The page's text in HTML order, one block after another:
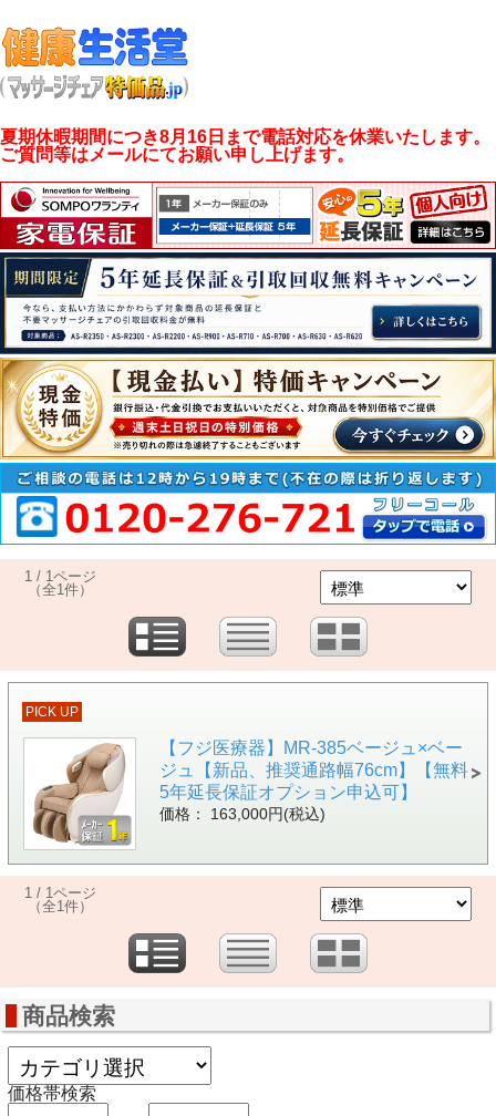
夏期休暇期間につき8月16日まで電話対応を休業いたします。
ご質問等はメールにてお願い申し上げます。
1 / 1ページ
（全1件）
PICK UP
【フジ医療器】MR-385ベージュ×ベー
ジュ【新品、推奨通路幅76cm】【無料
5年延長保証オプション申込可】
価格： 163,000円(税込)
1 / 1ページ
（全1件）
商品検索
価格帯検索